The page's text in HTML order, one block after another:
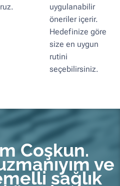
uygulanabilir
öneriler içerir.
Hedefinize göre
size en uygun
rutini
seçebilirsiniz.
Coşkun.
ve
sağlık